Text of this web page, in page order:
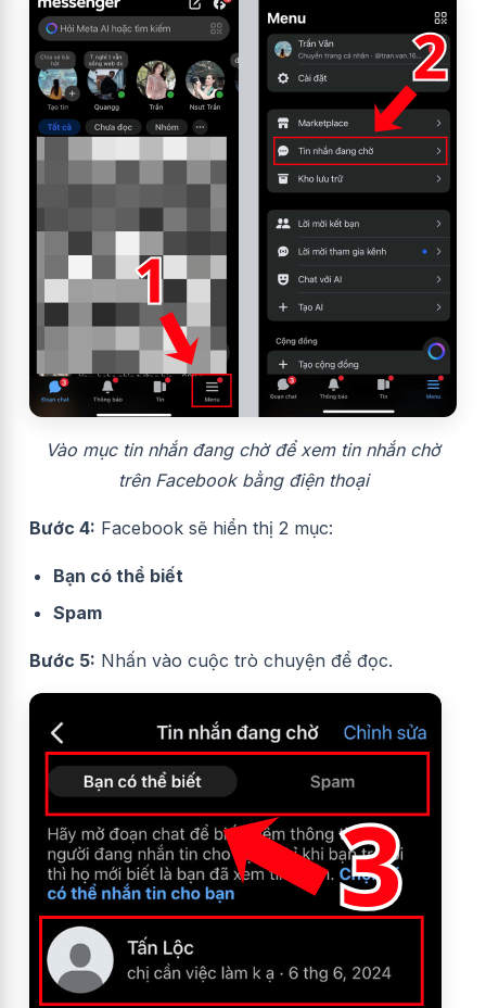
Vào mục tin nhắn đang chờ để xem tin nhắn chờ
trên Facebook bằng điện thoại
Bước 4: Facebook sẽ hiển thị 2 mục:
Bạn có thể biết
Spam
Bước 5: Nhấn vào cuộc trò chuyện để đọc.